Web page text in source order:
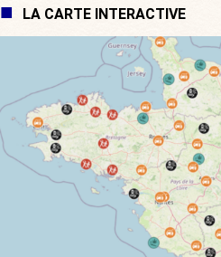
LA CARTE INTERACTIVE